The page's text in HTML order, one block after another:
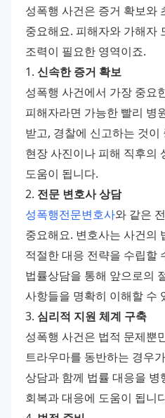
성폭행 사건은 증거 확보와
중요해요. 피해자와 가해자
조력이 필요한 영역이죠.
1. 신속한 증거 확보
성폭행 사건에서 가장 중요
피해자라면 가능한 빨리 병
받고, 경찰에 신고하는 것이
현장 사진이나 피해 직후의
도움이 됩니다.
2. 전문 변호사 상담
성폭행전문변호사와 같은
중요해요. 변호사는 사건의
적절한 대응 전략을 수립할
법률상담을 통해 앞으로의
사항들을 명확히 이해할 수
3. 심리적 지원 체계 구축
성폭행 사건은 법적 문제뿐
트라우마를 동반하는 경우
상담과 함께 법률 대응을 병
회복과 대응에 도움이 됩니